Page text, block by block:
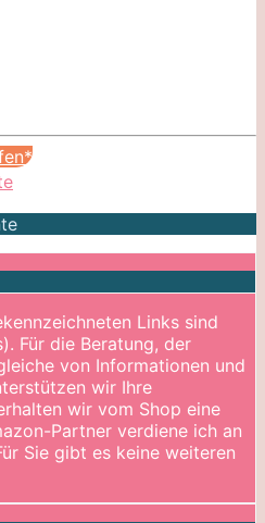
Links sind
Für die Beratung, der
von Informationen und
wir Ihre
wir vom Shop eine
Partner verdiene ich an
Sie gibt es keine weiteren